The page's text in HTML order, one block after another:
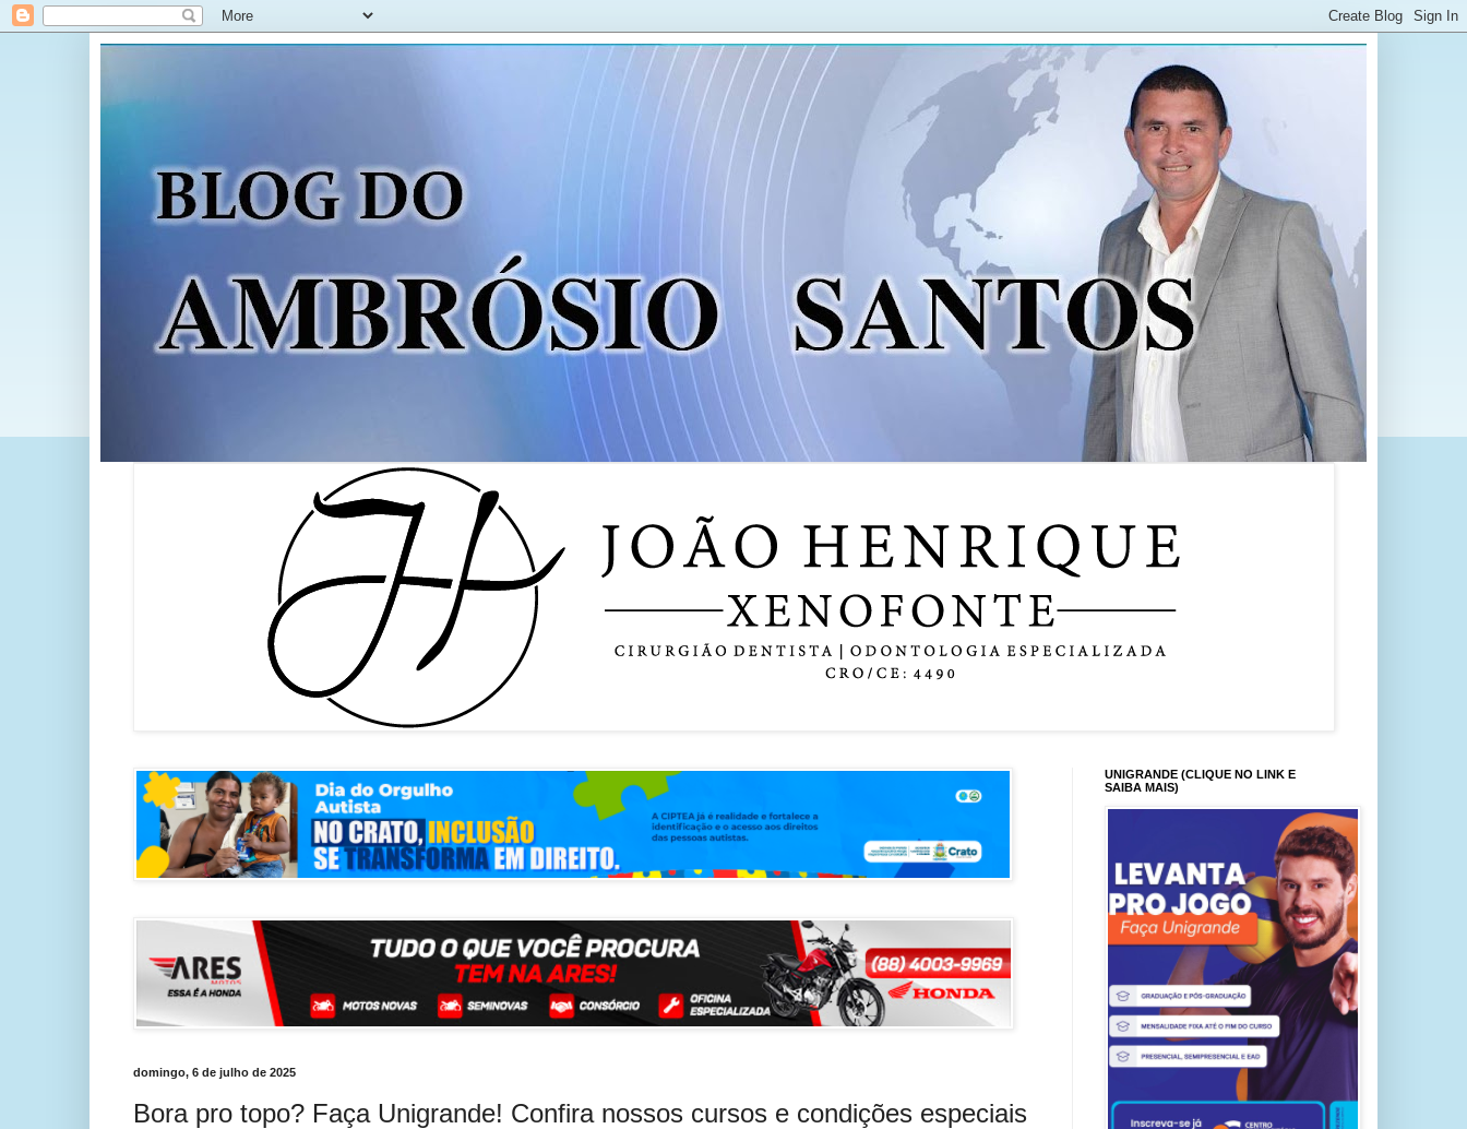
domingo, 6 de julho de 2025
Bora pro topo? Faça Unigrande! Confira nossos cursos e condições especiais
UNIGRANDE (CLIQUE NO LINK E
SAIBA MAIS)